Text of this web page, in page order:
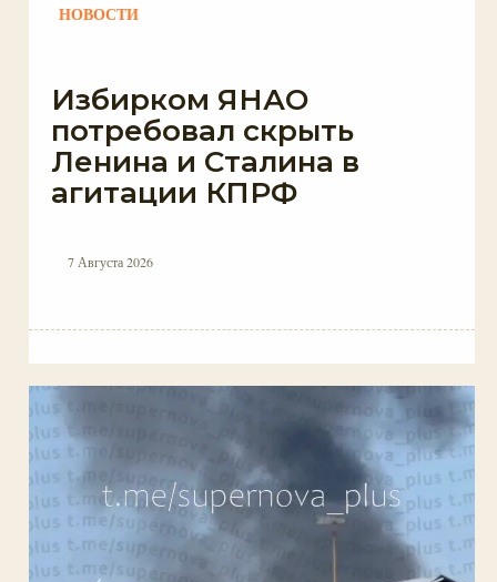
НОВОСТИ
Избирком ЯНАО
потребовал скрыть
Ленина и Сталина в
агитации КПРФ
7 Августа 2026